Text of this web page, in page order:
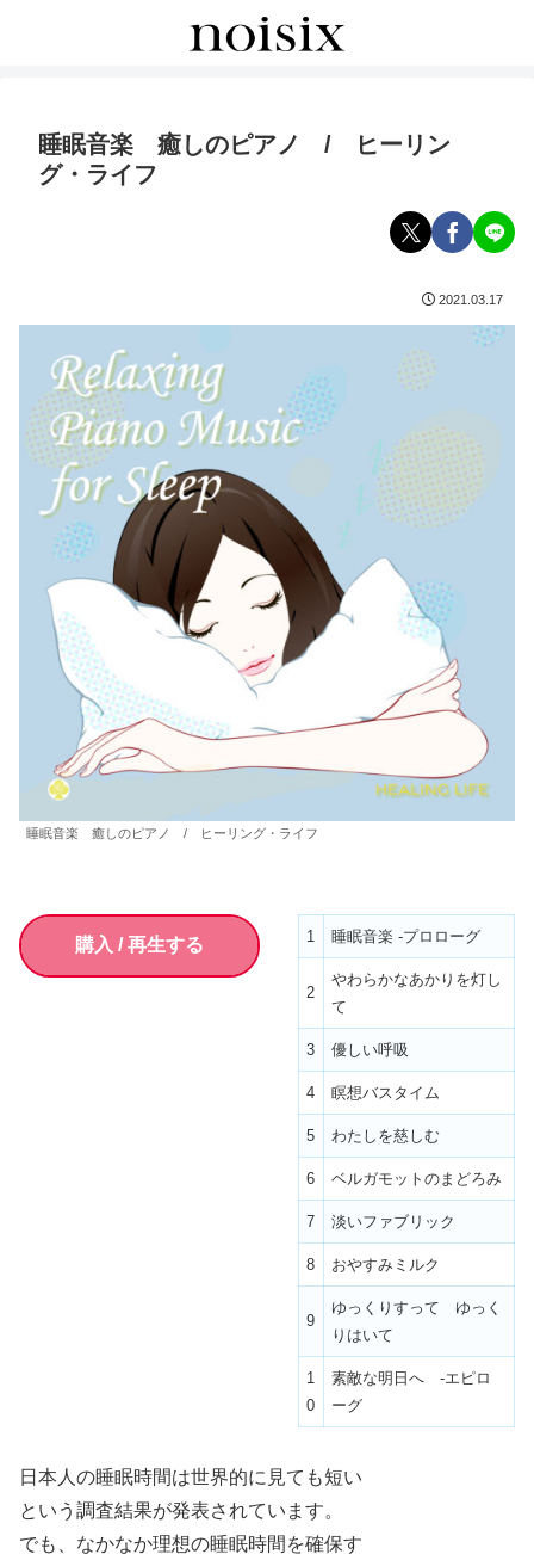
睡眠音楽 癒しのピアノ / ヒーリン
グ・ライフ
2021.03.17
睡眠音楽 癒しのピアノ / ヒーリング・ライフ
購入 / 再生する 1 睡眠音楽 -プロローグ
2
やわらかなあかりを灯し
て
3 優しい呼吸
4 瞑想バスタイム
5 わたしを慈しむ
6 ベルガモットのまどろみ
7 淡いファブリック
8 おやすみミルク
9
ゆっくりすって ゆっく
りはいて
1
0
素敵な明日へ -エピロ
ーグ
日本人の睡眠時間は世界的に見ても短い
という調査結果が発表されています。
でも、なかなか理想の睡眠時間を確保す